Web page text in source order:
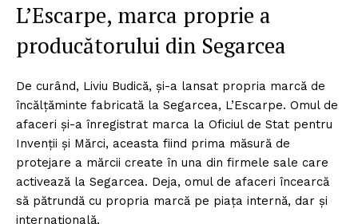
L’Escarpe, marca proprie a
producătorului din Segarcea
De curând, Liviu Budică, şi-a lansat propria marcă de
încălţăminte fabricată la Segarcea, L’Escarpe. Omul de
afaceri şi-a înregistrat marca la Oficiul de Stat pentru
Invenţii şi Mărci, aceasta fiind prima măsură de
protejare a mărcii create în una din firmele sale care
activează la Segarcea. Deja, omul de afaceri încearcă
să pătrundă cu propria marcă pe piaţa internă, dar şi
internaţională.